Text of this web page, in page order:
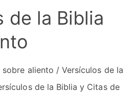
de la Biblia
aliento / Versículos de la
de la Biblia y Citas de